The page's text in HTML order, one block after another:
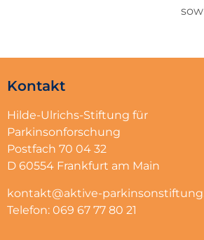
Kontakt
Hilde-Ulrichs-Stiftung für
Parkinsonforschung
Postfach 70 04 32
D 60554 Frankfurt am Main
kontakt@aktive-
Telefon: 069 67 77 80 21